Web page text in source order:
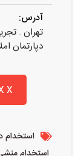
آدرس:
تهران .
دپارتمان
استخدام